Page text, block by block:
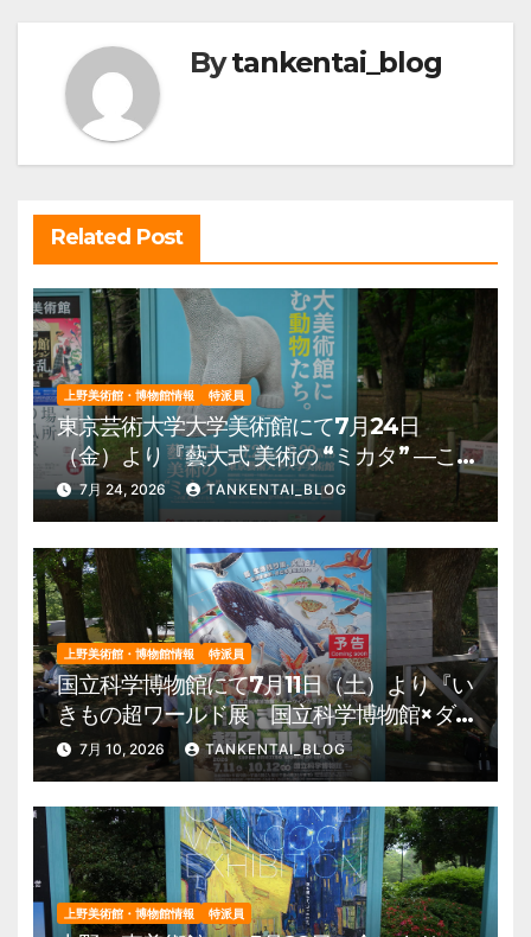
シ
ョ
ン
Bytankentai_blog
Related Post
上野美術館・博物館情報 特派員
東京芸術大学大学美術館にて7月24日
（金）より『藝大式 美術の “ミカタ” ―こ
の夏、藝大生になる―』を開催。 上野公
園 美術館・博物館 混雑情報他
7月 24, 2026 TANKENTAI_BLOG
上野美術館・博物館情報 特派員
国立科学博物館にて7月11日（土）より『い
きもの超ワールド展 国立科学博物館×ダ
ーウィンが来た！』を開催。 上野公園
美術館・博物館 混雑情報他
7月 10, 2026 TANKENTAI_BLOG
上野美術館・博物館情報 特派員